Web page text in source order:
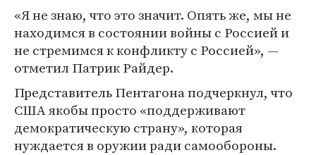
«Я не знаю, что это значит. Опять же, мы не
находимся в состоянии войны с Россией и
не стремимся к конфликту с Россией», —
отметил Патрик Райдер.
Представитель Пентагона подчеркнул, что
США якобы просто «поддерживают
демократическую страну», которая
нуждается в оружии ради самообороны.